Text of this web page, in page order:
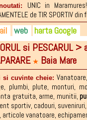
UNIC in
de TIR SPORTIV
636.807
129.569
804.965
web
Hoks-
harta Google
si PESCARUL >
★ Baia Mare
si cuvinte cheie: Vanatoare,
, plumbi, plute, monturi,
gratuita, arme, munitii,
sportiv, cadouri, suveniruri,
, articole vanatoare,